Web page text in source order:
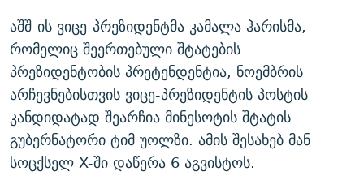
ᲐᲒᲕᲘᲡᲢᲝᲡ ᲝᲛᲘ
ПРИВЕТ ᲙᲣᲚᲢᲣᲠᲐ
აშშ-ის ვიცე-პრეზიდენტმა კამალა ჰარისმა,
რომელიც შეერთებული შტატების
პრეზიდენტობის პრეტენდენტია, ნოემბრის
არჩევნებისთვის ვიცე-პრეზიდენტის პოსტის
კანდიდატად შეარჩია მინესოტის შტატის
გუბერნატორი ტიმ უოლზი. ამის შესახებ მან
სოცქსელ X-ში დაწერა 6 აგვისტოს.